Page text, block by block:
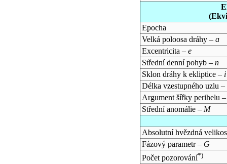
Epocha
Velká poloosa dráhy – a
Excentricita – e
Střední denní pohyb – n
Sklon dráhy k ekliptice – i
Délka vzestupného uzlu –
Argument šířky perihelu
Střední anomálie – M
Absolutní hvězdná
Fázový parametr – G
Počet pozorování*)